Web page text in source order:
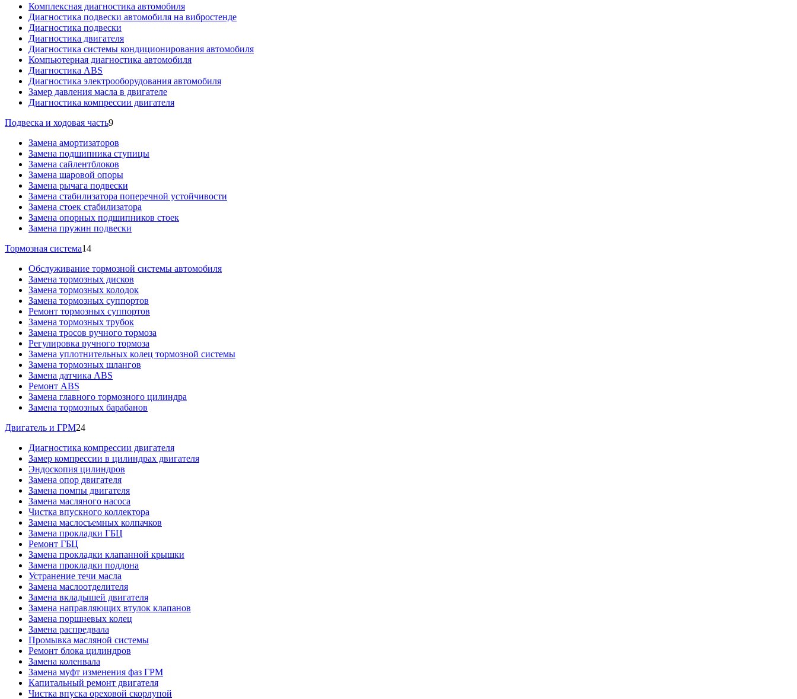
Комплексная диагностика автомобиля
Диагностика подвески автомобиля на вибростенде
Диагностика подвески
Диагностика двигателя
Диагностика системы кондиционирования автомобиля
Компьютерная диагностика автомобиля
Диагностика ABS
Диагностика электрооборудования автомобиля
Замер давления масла в двигателе
Диагностика компрессии двигателя
Подвеска и ходовая часть9
Замена амортизаторов
Замена подшипника ступицы
Замена сайлентблоков
Замена шаровой опоры
Замена рычага подвески
Замена стабилизатора поперечной устойчивости
Замена стоек стабилизатора
Замена опорных подшипников стоек
Замена пружин подвески
Тормозная система14
Обслуживание тормозной системы автомобиля
Замена тормозных дисков
Замена тормозных колодок
Замена тормозных суппортов
Ремонт тормозных суппортов
Замена тормозных трубок
Замена тросов ручного тормоза
Регулировка ручного тормоза
Замена уплотнительных колец тормозной системы
Замена тормозных шлангов
Замена датчика ABS
Ремонт ABS
Замена главного тормозного цилиндра
Замена тормозных барабанов
Двигатель и ГРМ24
Диагностика компрессии двигателя
Замер компрессии в цилиндрах двигателя
Эндоскопия цилиндров
Замена опор двигателя
Замена помпы двигателя
Замена масляного насоса
Чистка впускного коллектора
Замена маслосъемных колпачков
Замена прокладки ГБЦ
Ремонт ГБЦ
Замена прокладки клапанной крышки
Замена прокладки поддона
Устранение течи масла
Замена маслоотделителя
Замена вкладышей двигателя
Замена направляющих втулок клапанов
Замена поршневых колец
Замена распредвала
Промывка масляной системы
Ремонт блока цилиндров
Замена коленвала
Замена муфт изменения фаз ГРМ
Капитальный ремонт двигателя
Чистка впуска ореховой скорлупой